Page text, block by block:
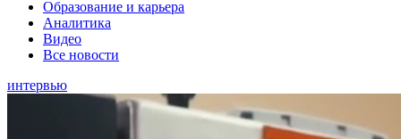
Образование и карьера
Аналитика
Видео
Все новости
интервью